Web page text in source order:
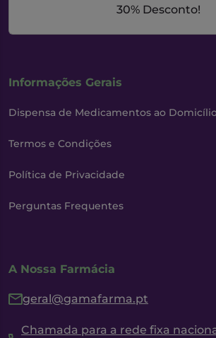
30% Desconto!
Informações Gerais
Dispensa de Medicamentos ao
Termos e Condições
Política de Privacidade
Perguntas Frequentes
A Nossa Farmácia
geral@gamafarma.pt
Chamada para a rede fixa